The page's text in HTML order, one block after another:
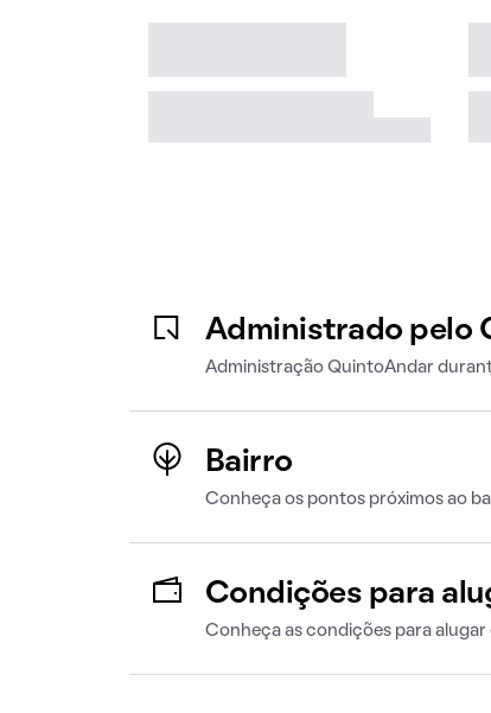
Administrado pelo
Administração QuintoAndar
Bairro
Conheça os pontos próximos ao
Condições para
Conheça as condições para alugar